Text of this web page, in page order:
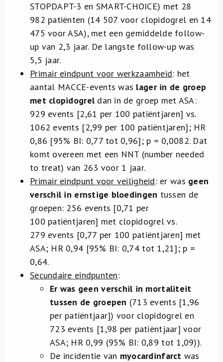
STOPDAPT-3 en SMART-CHOICE) met 28
982 patiënten (14 507 voor clopidogrel en 14
475 voor ASA), met een gemiddelde follow-
up van 2,3 jaar. De langste follow-up was
5,5 jaar.
Primair eindpunt voor werkzaamheid: het
aantal MACCE-events was lager in de groep
met clopidogreldan in de groep met ASA:
929 events [2,61 per 100 patiëntjaren] vs.
1062 events [2,99 per 100 patiëntjaren]; HR
0,86 [95% BI: 0,77 tot 0,96]; p = 0,0082. Dat
komt overeen met een NNT (number needed
to treat) van 263 voor 1 jaar.
Primair eindpunt voor veiligheid: er was geen
verschil in ernstige bloedingen tussen de
groepen: 256 events [0,71 per
100 patiëntjaren] met clopidogrel vs.
279 events [0,77 per 100 patiëntjaren] met
ASA; HR 0,94 [95% BI: 0,74 tot 1,21]; p =
0,64.
Secundaire eindpunten:
Er was geen verschil in mortaliteit
tussen de groepen (713 events [1,96
per patiëntjaar]) voor clopidogrel en
723 events [1,98 per patiëntjaar] voor
ASA; HR 0,99 (95% BI: 0,89 tot 1,09)).
De incidentie van myocardinfarct was